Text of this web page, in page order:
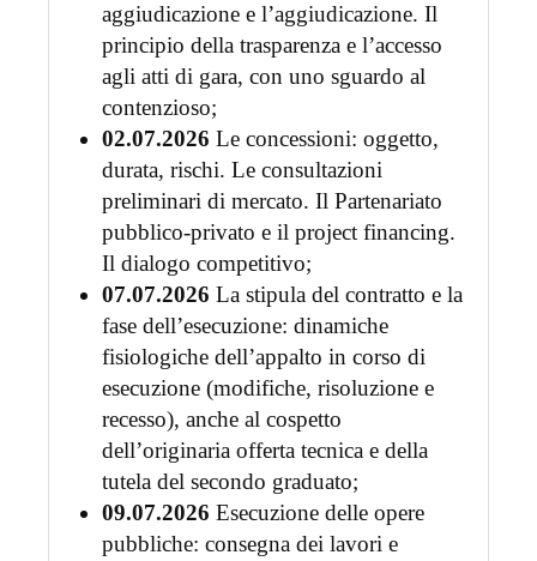
aggiudicazione e l’aggiudicazione. Il
principio della trasparenza e l’accesso
agli atti di gara, con uno sguardo al
contenzioso;
02.07.2026 Le concessioni: oggetto,
durata, rischi. Le consultazioni
preliminari di mercato. Il Partenariato
pubblico-privato e il project financing.
Il dialogo competitivo;
07.07.2026 La stipula del contratto e la
fase dell’esecuzione: dinamiche
fisiologiche dell’appalto in corso di
esecuzione (modifiche, risoluzione e
recesso), anche al cospetto
dell’originaria offerta tecnica e della
tutela del secondo graduato;
09.07.2026 Esecuzione delle opere
pubbliche: consegna dei lavori e